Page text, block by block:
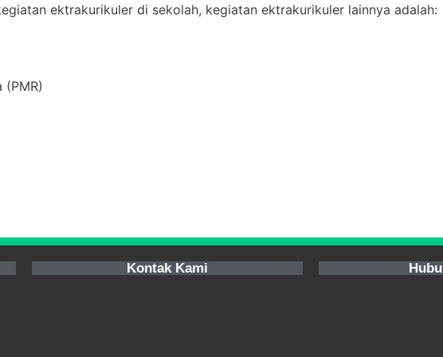
ektrakurikuler di sekolah, kegiatan ektrakurikuler lainnya adalah:
(PMR)
Kontak Kami